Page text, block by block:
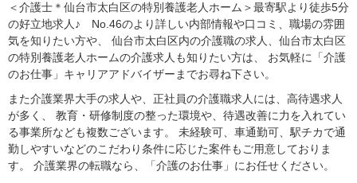
＜介護士＊仙台市太白区の特別養護老人ホーム＞最寄駅より徒歩5分
の好立地求人♪ No.46のより詳しい内部情報や口コミ、職場の雰囲
気を知りたい方や、 仙台市太白区内の介護職の求人、仙台市太白区
の特別養護老人ホームの介護求人も知りたい方は、 お気軽に「介護
のお仕事」キャリアアドバイザーまでお尋ね下さい。
また介護業界大手の求人や、正社員の介護職求人には、高待遇求人
が多く、 教育・研修制度の整った環境や、待遇改善に力を入れてい
る事業所なども複数ございます。 未経験可、車通勤可、駅チカで通
勤しやすいなどのこだわり条件に応じた案件もご用意しておりま
す。 介護業界の転職なら、「介護のお仕事」にお任せください。